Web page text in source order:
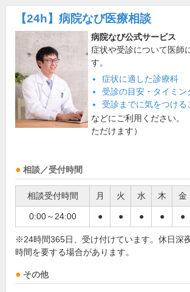
【24h】 病院なび医療相談
病院なび公式サービス
症状や受診について医師
す。
症状に適した診療科
受診の目安・タイミン
受診までに気をつける
などにご利用ください。
ただけます）
相談／受付時間
相談受付時間 月 火 水 木 金
0:00～24:00 ● ● ● ● ●
※24時間365日、受け付けています。休日深
時間を要する場合があります。
その他